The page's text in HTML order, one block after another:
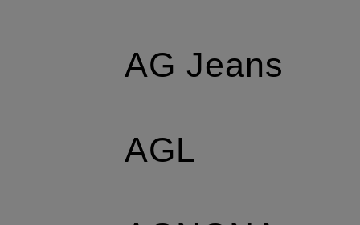
AG Jeans
AGL